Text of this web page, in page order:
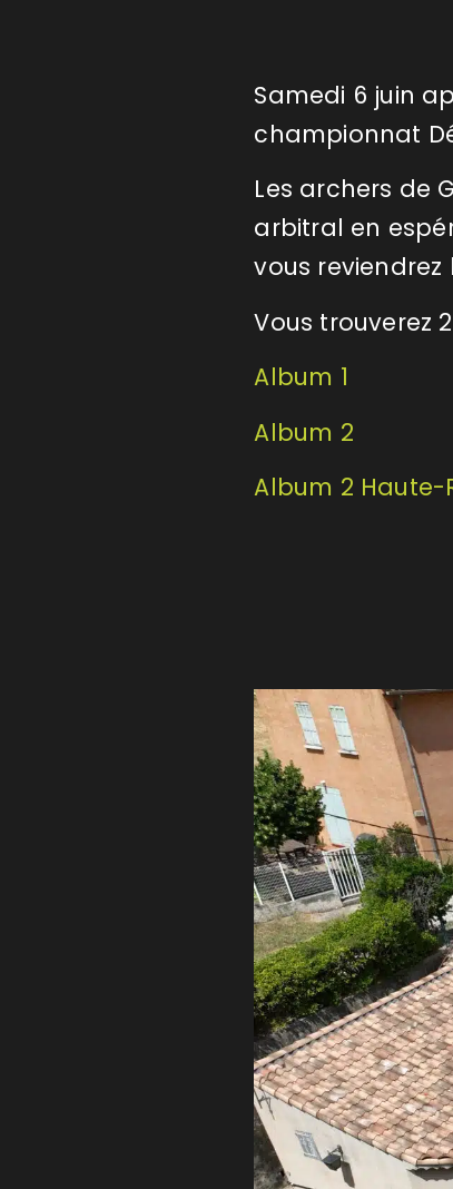
Samedi 6 juin
championnat
Les archers de
arbitral en
vous reviendrez
Vous trouverez
Album 1
Album 2
Album 2 Haute-